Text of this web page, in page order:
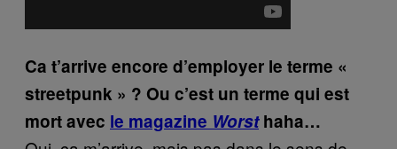
Ca t’arrive encore d’employer le terme «
streetpunk » ? Ou c’est un terme qui est
mort avec le magazine Worsthaha…